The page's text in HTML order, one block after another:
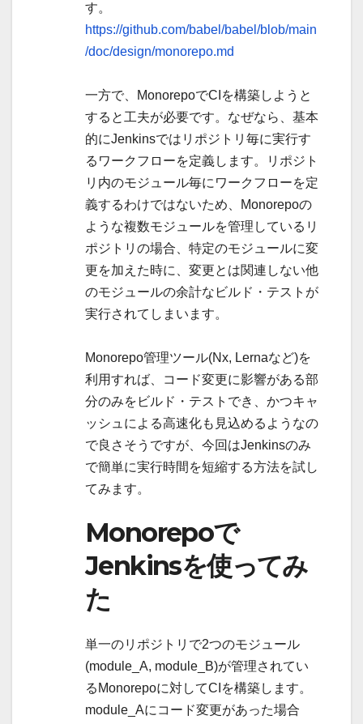
す。
https://github.com/babel/babel/blob/main
/doc/design/monorepo.md
一方で、MonorepoでCIを構築しようと
すると工夫が必要です。なぜなら、基本
的にJenkinsではリポジトリ毎に実行す
るワークフローを定義します。リポジト
リ内のモジュール毎にワークフローを定
義するわけではないため、Monorepoの
ような複数モジュールを管理しているリ
ポジトリの場合、特定のモジュールに変
更を加えた時に、変更とは関連しない他
のモジュールの余計なビルド・テストが
実行されてしまいます。
Monorepo管理ツール(Nx, Lernaなど)を
利用すれば、コード変更に影響がある部
分のみをビルド・テストでき、かつキャ
ッシュによる高速化も見込めるようなの
で良さそうですが、今回はJenkinsのみ
で簡単に実行時間を短縮する方法を試し
てみます。
Monorepoで
Jenkinsを使ってみ
た
単一のリポジトリで2つのモジュール
(module_A, module_B)が管理されてい
るMonorepoに対してCIを構築します。
module_Aにコード変更があった場合